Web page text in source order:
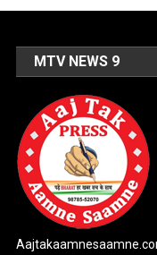
MTV NEWS 9